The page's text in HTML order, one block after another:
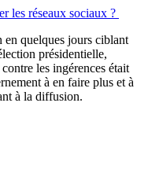
les réseaux sociaux ?
en quelques jours ciblant
présidentielle,
les ingérences était
à en faire plus et à
à la diffusion.